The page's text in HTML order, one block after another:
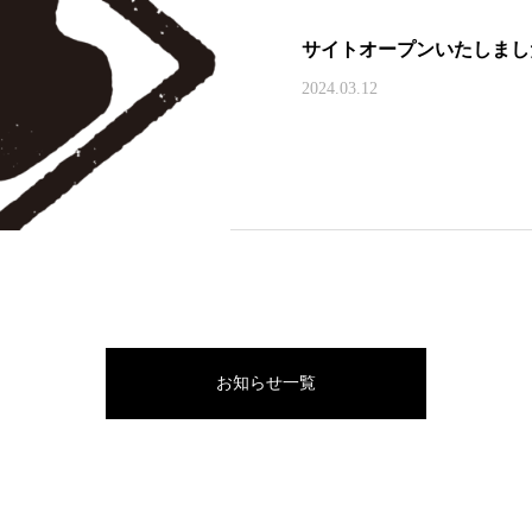
サイトオープンいたしま
2024.03.12
お知らせ一覧